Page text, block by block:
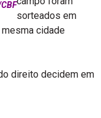
sorteados em
cidade
direito decidem em